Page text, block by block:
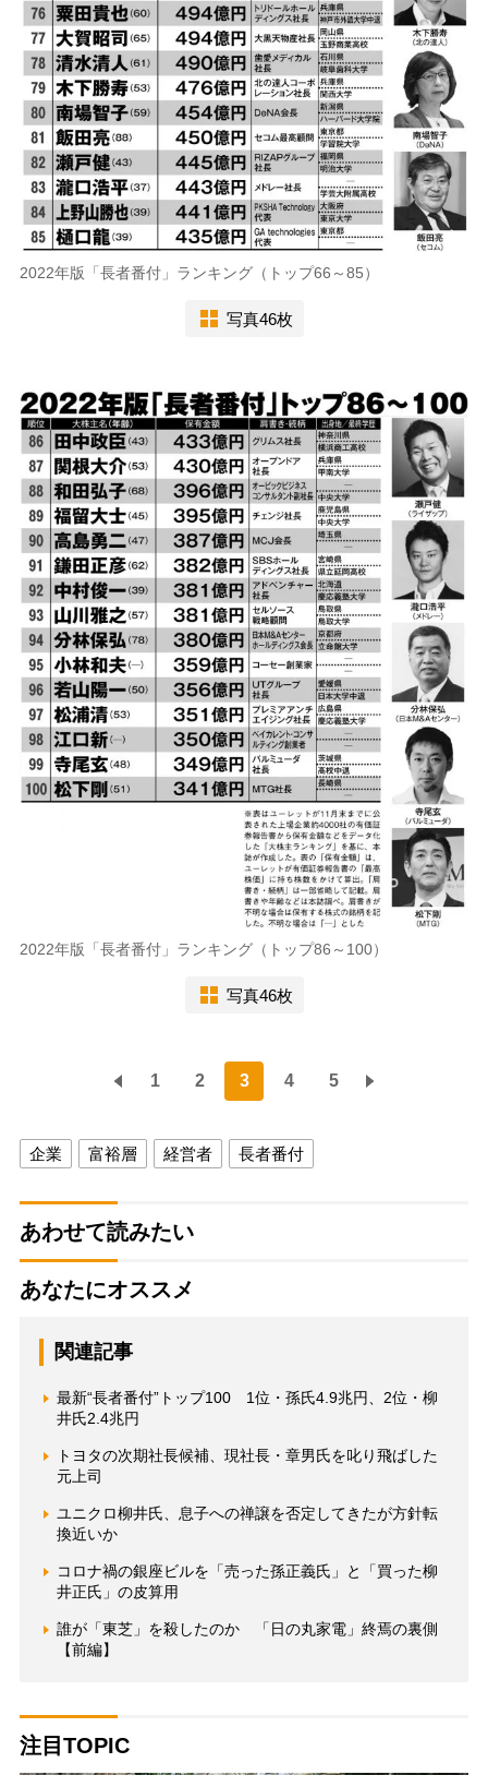
2022年版「長者番付」ランキング（トップ66～85）
写真46枚
2022年版「長者番付」ランキング（トップ86～100）
写真46枚
1 2 3 4 5
企業 富裕層 経営者 長者番付
あわせて読みたい
あなたにオススメ
関連記事
最新“長者番付”トップ100 1位・孫氏4.9兆円、2位・柳
井氏2.4兆円
トヨタの次期社長候補、現社長・章男氏を叱り飛ばした
元上司
ユニクロ柳井氏、息子への禅譲を否定してきたが方針転
換近いか
コロナ禍の銀座ビルを「売った孫正義氏」と「買った柳
井正氏」の皮算用
誰が「東芝」を殺したのか 「日の丸家電」終焉の裏側
【前編】
注目TOPIC